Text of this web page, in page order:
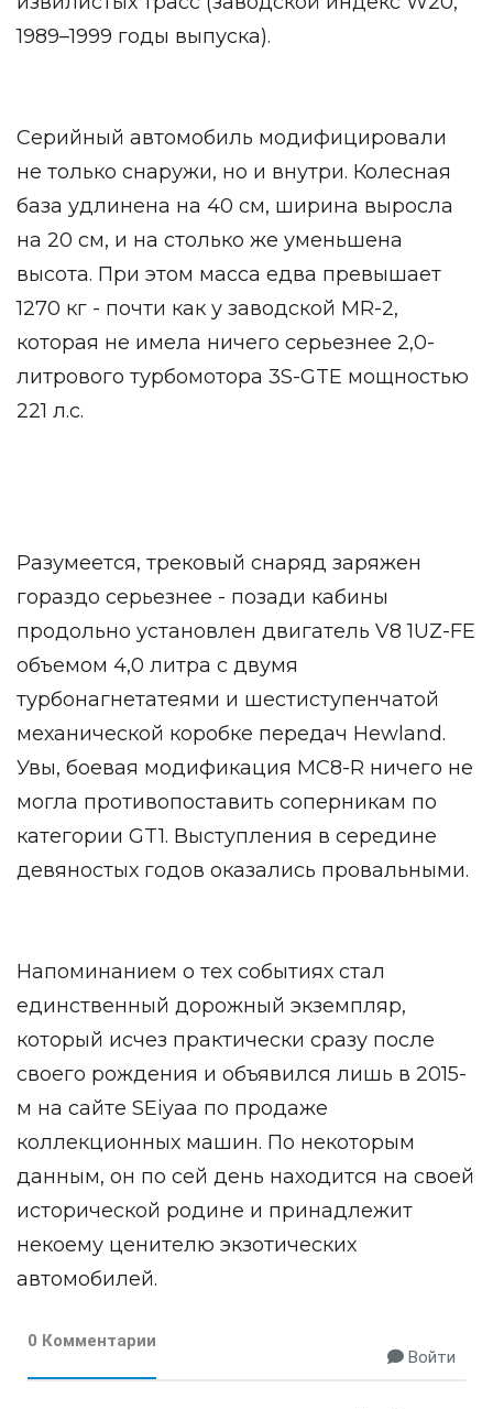
1989–1999 годы выпуска).
Серийный автомобиль модифицировали
не только снаружи, но и внутри. Колесная
база удлинена на 40 см, ширина выросла
на 20 см, и на столько же уменьшена
высота. При этом масса едва превышает
1270 кг - почти как у заводской MR-2,
которая не имела ничего серьезнее 2,0-
литрового турбомотора 3S-GTE мощностью
221 л.с.
Разумеется, трековый снаряд заряжен
гораздо серьезнее - позади кабины
продольно установлен двигатель V8 1UZ-FE
объемом 4,0 литра с двумя
турбонагнетатеями и шестиступенчатой
механической коробке передач Hewland.
Увы, боевая модификация MC8-R ничего не
могла противопоставить соперникам по
категории GT1. Выступления в середине
девяностых годов оказались провальными.
Напоминанием о тех событиях стал
единственный дорожный экземпляр,
который исчез практически сразу после
своего рождения и объявился лишь в 2015-
м на сайте SEiyaa по продаже
коллекционных машин. По некоторым
данным, он по сей день находится на своей
исторической родине и принадлежит
некоему ценителю экзотических
автомобилей.
0 Комментарии
Войти